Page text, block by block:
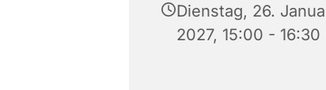
Dienstag, 26.
2027, 15:00 - 16:30